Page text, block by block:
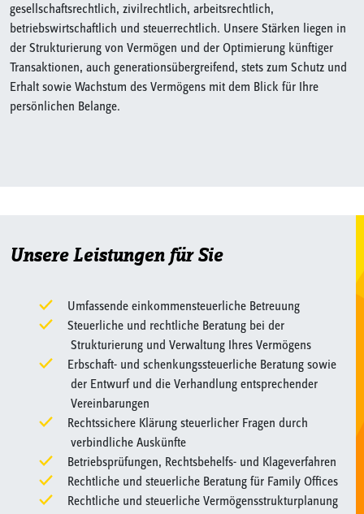
gesellschaftsrechtlich, zivilrechtlich, arbeitsrechtlich,
betriebswirtschaftlich und steuerrechtlich. Unsere Stärken liegen in
der Strukturierung von Vermögen und der Optimierung künftiger
Transaktionen, auch generationsübergreifend, stets zum Schutz und
Erhalt sowie Wachstum des Vermögens mit dem Blick für Ihre
persönlichen Belange.
Unsere Leistungen für Sie
Umfassende einkommensteuerliche Betreuung
Steuerliche und rechtliche Beratung bei der
Strukturierung und Verwaltung Ihres Vermögens
Erbschaft- und schenkungssteuerliche Beratung sowie
der Entwurf und die Verhandlung entsprechender
Vereinbarungen
Rechtssichere Klärung steuerlicher Fragen durch
verbindliche Auskünfte
Betriebsprüfungen, Rechtsbehelfs- und Klageverfahren
Rechtliche und steuerliche Beratung für Family Offices
Rechtliche und steuerliche Vermögensstrukturplanung